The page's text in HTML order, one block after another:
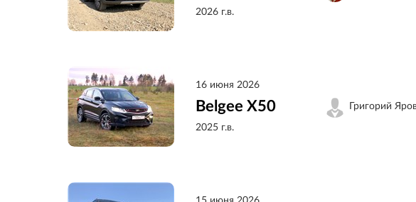
2026 г.в.
16 июня 2026
Belgee X50
2025 г.в.
Григорий